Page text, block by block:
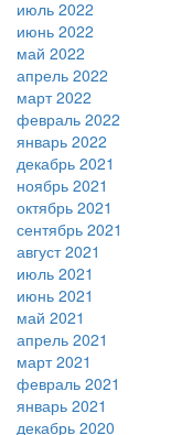
июль 2022
июнь 2022
май 2022
апрель 2022
март 2022
февраль 2022
январь 2022
декабрь 2021
ноябрь 2021
октябрь 2021
сентябрь 2021
август 2021
июль 2021
июнь 2021
май 2021
апрель 2021
март 2021
февраль 2021
январь 2021
декабрь 2020